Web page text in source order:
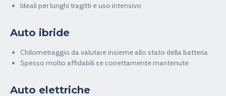
Ideali per lunghi tragitti e uso intensivo
Auto ibride
Chilometraggio da valutare insieme allo stato della batteria
Spesso molto affidabili se correttamente mantenute
Auto elettriche